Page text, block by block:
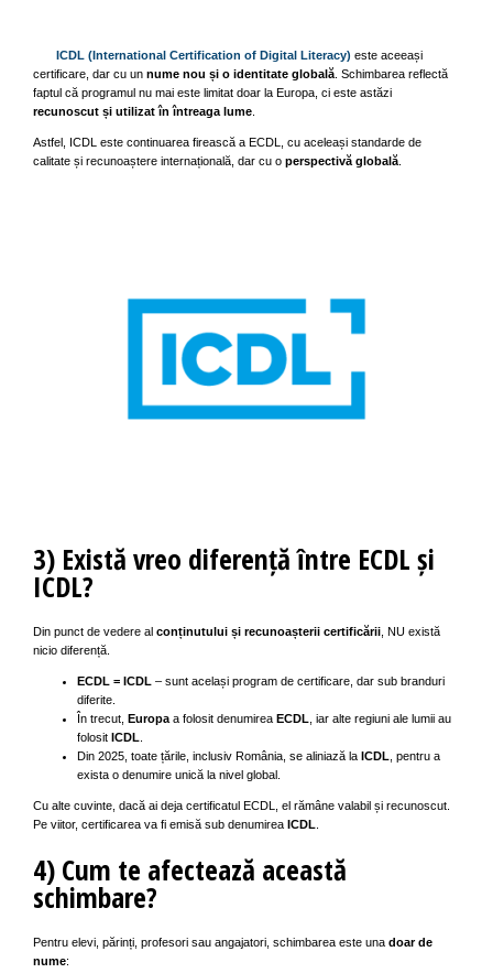
ICDL (International Certification of Digital Literacy) este aceeași
certificare, dar cu un nume nou și o identitate globală . Schimbarea reflectă
faptul că programul nu mai este limitat doar la Europa, ci este astăzi
recunoscut și utilizat în întreaga lume
Astfel, ICDL este continuarea firească a ECDL, cu aceleași standarde de
calitate și recunoaștere internațională, dar cu o perspectivă globală
3) Există vreo diferență între ECDL și
ICDL?
Din punct de vedere al conținutului și recunoașterii certificării , NU există
nicio diferență.
ECDL = ICDL – sunt același program de certificare, dar sub branduri
diferite.
În trecut, Europa a folosit denumirea ECDL , iar alte regiuni ale lumii au
folosit ICDL
Din 2025, toate țările, inclusiv România, se aliniază la ICDL , pentru a
exista o denumire unică la nivel global.
Cu alte cuvinte, dacă ai deja certificatul ECDL, el rămâne valabil și recunoscut.
Pe viitor, certificarea va fi emisă sub denumirea ICDL
4) Cum te afectează această
schimbare?
Pentru elevi, părinți, profesori sau angajatori, schimbarea este una doar de
nume: